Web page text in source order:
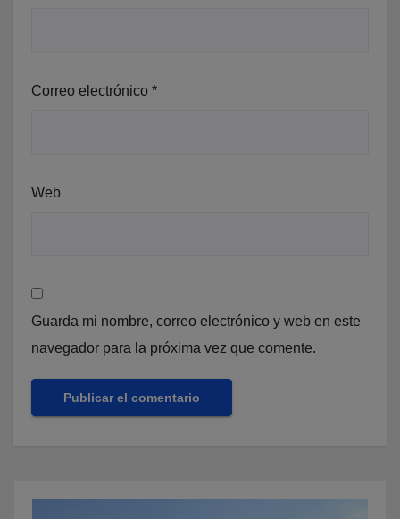
Correo electrónico *
Web
Guarda mi nombre, correo electrónico y web en este
navegador para la próxima vez que comente.